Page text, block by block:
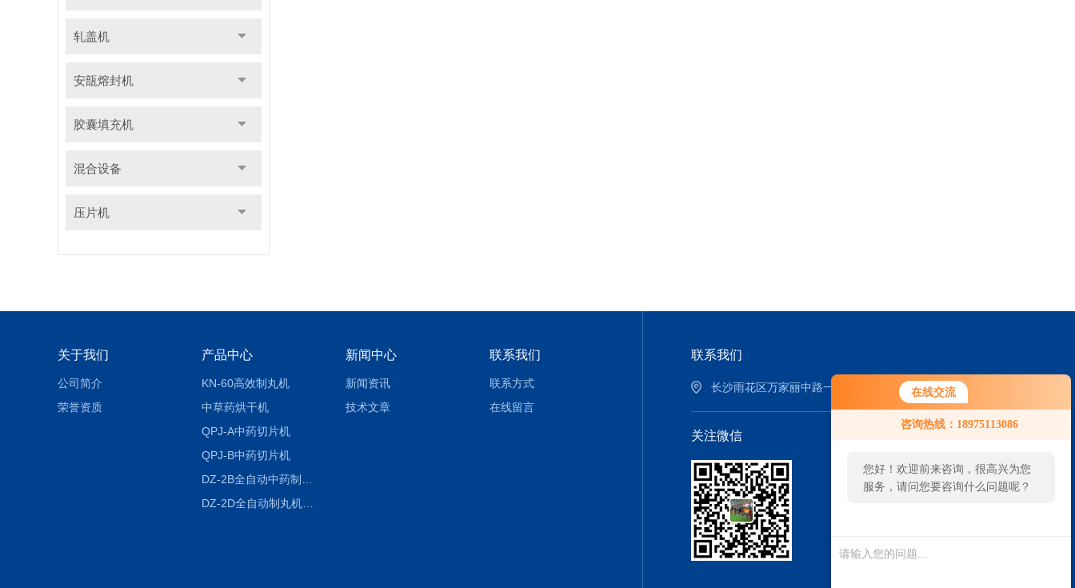
在线交流
咨询热线：18975113086
您好！欢迎前来咨询，很高兴为您
服务，请问您要咨询什么问题呢？
您好，看您停留很久了，是否找到
了需求产品，您可以直接在线与我
轧盖机
安瓿熔封机
胶囊填充机
混合设备
压片机
关于我们
公司简介
荣誉资质
产品中心
KN-60高效制丸机
中草药烘干机
QPJ-A中药切片机
QPJ-B中药切片机
DZ-2D全自动制丸机三根条DZ-2D
新闻中心
新闻资讯
技术文章
联系我们
联系方式
在线留言
联系我们
长沙雨花区万家丽中路一段358号
关注微信